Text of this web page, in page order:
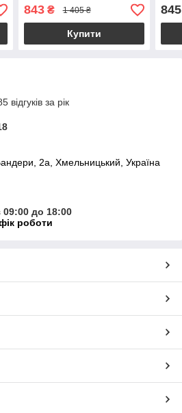
843₴ 1 405 ₴
Купити
845
за рік
2a, Хмельницький, Україна
09:00 до 18:00
роботи